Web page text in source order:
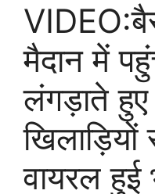
मैदान में
लंगड़ाते हुए
खिलाड़ियों
वायरल